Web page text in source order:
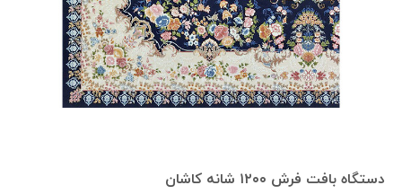
دستگاه بافت فرش ۱۲۰۰ شانه کاشان